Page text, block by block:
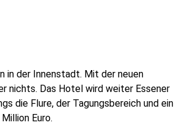
in der Innenstadt. Mit der neuen
nichts. Das Hotel wird weiter Essener
die Flure, der Tagungsbereich und ein
Euro.